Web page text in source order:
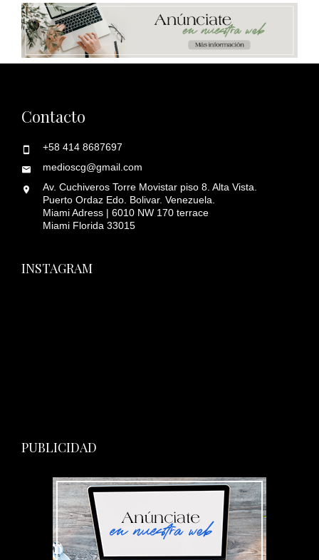
Contacto
+58 414 8687697
medioscg@gmail.com
Av. Cuchiveros Torre Movistar piso 8. Alta Vista.
Puerto Ordaz Edo. Bolivar. Venezuela.
Miami Adress | 6010 NW 170 terrace
Miami Florida 33015
INSTAGRAM
PUBLICIDAD